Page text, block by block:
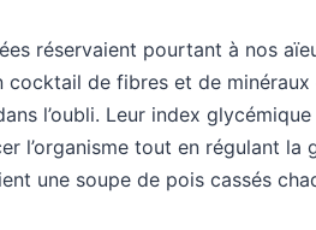
réservaient pourtant à nos
de fibres et de minéraux
l’oubli. Leur index
l’organisme tout en régulant la
une soupe de pois cassés